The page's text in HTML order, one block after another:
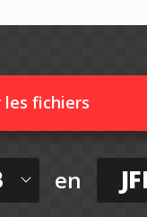
les fichiers
en